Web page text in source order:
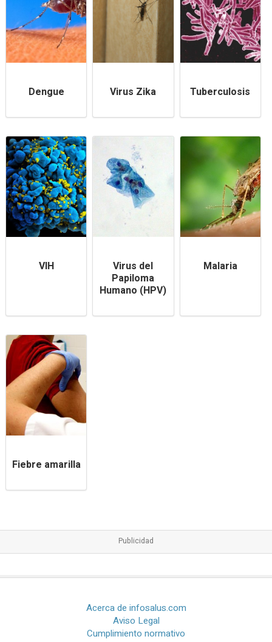
Dengue Virus Zika Tuberculosis
VIH
Virus del
Papiloma
Humano (HPV)
Malaria
Fiebre amarilla
Acerca de infosalus.com
Aviso Legal
Cumplimiento normativo